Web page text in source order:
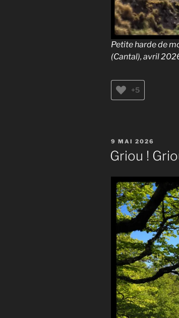
Petite harde de
(Cantal), avril
+5
PUBLIÉ
LE
9 MAI 2026
Griou !